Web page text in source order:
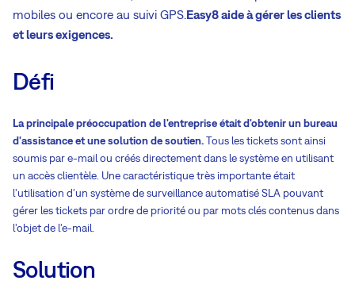
mobiles ou encore au suivi GPS.Easy8 aide à gérer les clients
et leurs exigences.
Défi
La principale préoccupation de l'entreprise était d'obtenir un bureau
d'assistance et une solution de soutien.Tous les tickets sont ainsi
soumis par e-mail ou créés directement dans le système en utilisant
un accès clientèle. Une caractéristique très importante était
l'utilisation d'un système de surveillance automatisé SLA pouvant
gérer les tickets par ordre de priorité ou par mots clés contenus dans
l'objet de l'e-mail.
Solution